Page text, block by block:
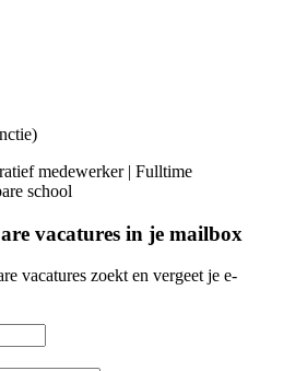
medewerker | Fulltime
school
vacatures in je mailbox
vacatures zoekt en vergeet je e-